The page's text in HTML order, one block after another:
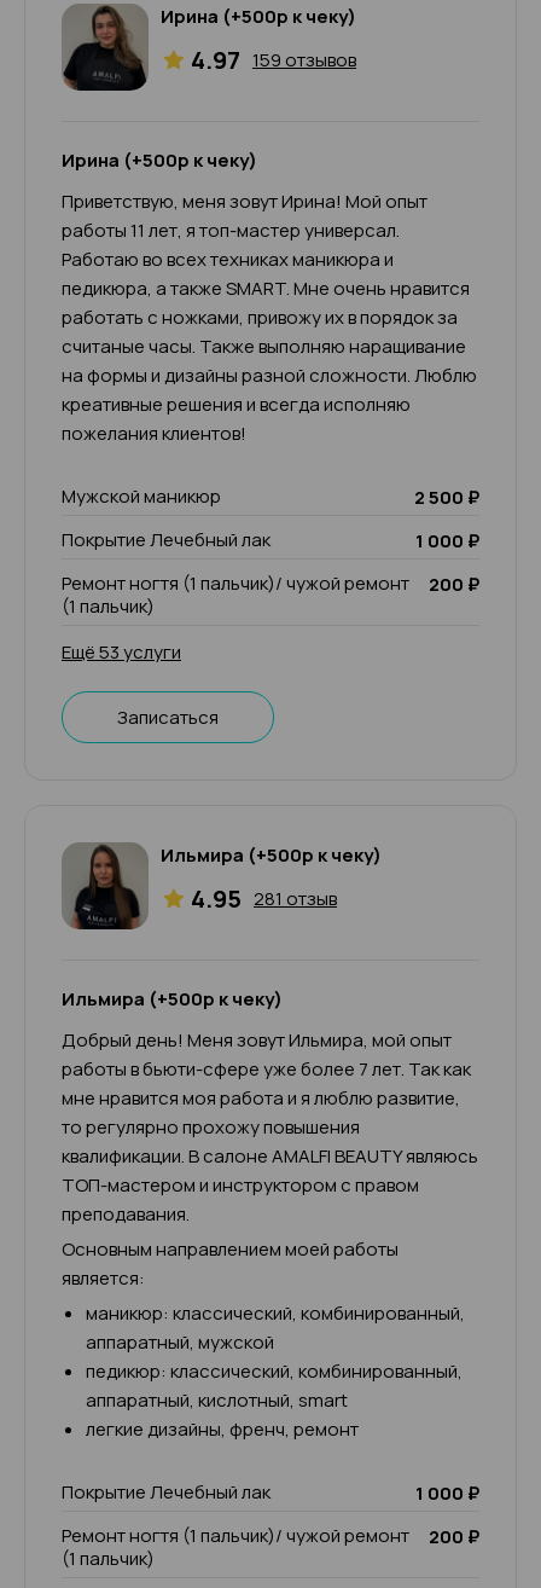
Ирина (+500р к чеку)
4.97 159 отзывов
Ирина (+500р к чеку)
Приветствую, меня зовут Ирина! Мой опыт
работы 11 лет, я топ-мастер универсал.
Работаю во всех техниках маникюра и
педикюра, а также SMART. Мне очень нравится
работать с ножками, привожу их в порядок за
считаные часы. Также выполняю наращивание
на формы и дизайны разной сложности. Люблю
креативные решения и всегда исполняю
пожелания клиентов!
Мужской маникюр
2 500 ₽
Покрытие Лечебный лак
1 000 ₽
Ремонт ногтя (1 пальчик)/ чужой ремонт
(1 пальчик)
200 ₽
Ещё 53 услуги
Записаться
Ильмира (+500р к чеку)
4.95 281 отзыв
Ильмира (+500р к чеку)
Добрый день! Меня зовут Ильмира, мой опыт
работы в бьюти-сфере уже более 7 лет. Так как
мне нравится моя работа и я люблю развитие,
то регулярно прохожу повышения
квалификации. В салоне AMALFI BEAUTY являюсь
ТОП-мастером и инструктором с правом
преподавания.
Основным направлением моей работы
является:
маникюр: классический, комбинированный,
аппаратный, мужской
педикюр: классический, комбинированный,
аппаратный, кислотный, smart
легкие дизайны, френч, ремонт
Покрытие Лечебный лак
1 000 ₽
Ремонт ногтя (1 пальчик)/ чужой ремонт
(1 пальчик)
200 ₽